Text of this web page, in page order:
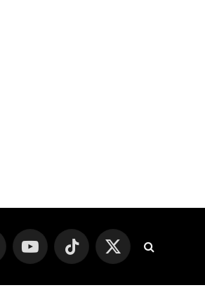
YouTube TikTok
X
(Twitter)